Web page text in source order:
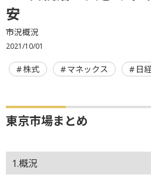
安
市況概況
2021/10/01
株式 マネックス 日
東京市場まとめ
1.概況